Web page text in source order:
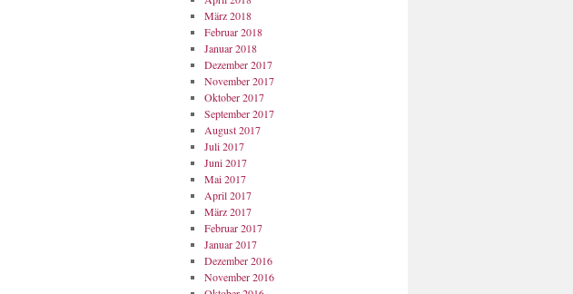
März 2018
Februar 2018
Januar 2018
Dezember 2017
November 2017
Oktober 2017
September 2017
August 2017
Juli 2017
Juni 2017
Mai 2017
April 2017
März 2017
Februar 2017
Januar 2017
Dezember 2016
November 2016